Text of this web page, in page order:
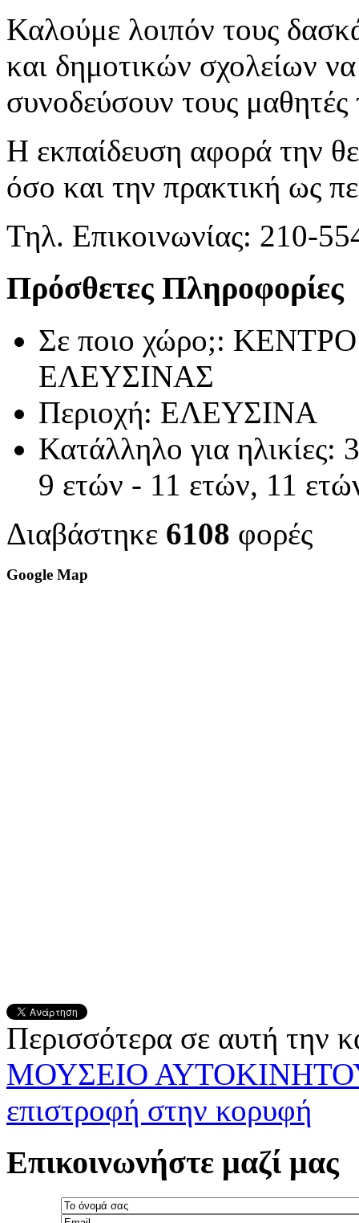
Καλούμε λοιπόν τους
και δημοτικών σχολείων
συνοδεύσουν τους μαθητές
Η εκπαίδευση αφορά την
όσο και την πρακτική ως
Τηλ. Επικοινωνίας: 210-
Πρόσθετες Πληροφορίες
Σε ποιο χώρο;:
ΕΛΕΥΣΙΝΑΣ
Περιοχή: ΕΛΕΥΣΙΝΑ
Κατάλληλο για ηλικίες:
9 ετών - 11 ετών, 11
Διαβάστηκε 6108 φορές
Google Map
Περισσότερα σε αυτή την
ΜΟΥΣΕΙΟ
επιστροφή στην κορυφή
Επικοινωνήστε μαζί μας